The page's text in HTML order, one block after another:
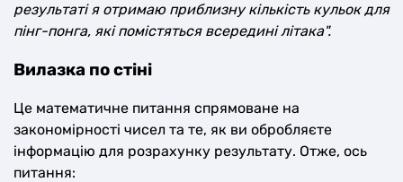
результаті я отримаю приблизну кількість кульок для
пінг-понга, які помістяться всередині літака".
Вилазка по стіні
Це математичне питання спрямоване на
закономірності чисел та те, як ви обробляєте
інформацію для розрахунку результату. Отже, ось
питання: